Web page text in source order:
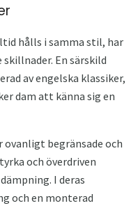
hålls i samma stil, har
En särskild
av engelska klassiker,
dam att känna sig en
ovanligt begränsade och
och överdriven
I deras
och en monterad